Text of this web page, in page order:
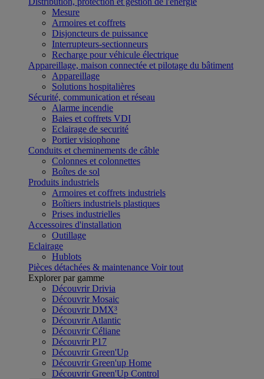
Mesure
Armoires et coffrets
Disjoncteurs de puissance
Interrupteurs-sectionneurs
Recharge pour véhicule électrique
Appareillage, maison connectée et pilotage du bâtiment
Appareillage
Solutions hospitalières
Sécurité, communication et réseau
Alarme incendie
Baies et coffrets VDI
Eclairage de securité
Portier visiophone
Conduits et cheminements de câble
Colonnes et colonnettes
Boîtes de sol
Produits industriels
Armoires et coffrets industriels
Boîtiers industriels plastiques
Prises industrielles
Accessoires d'installation
Outillage
Eclairage
Hublots
Pièces détachées & maintenance Voir tout
Explorer par gamme
Découvrir Drivia
Découvrir Mosaic
Découvrir DMX³
Découvrir Atlantic
Découvrir Céliane
Découvrir P17
Découvrir Green'Up
Découvrir Green'up Home
Découvrir Green'Up Control